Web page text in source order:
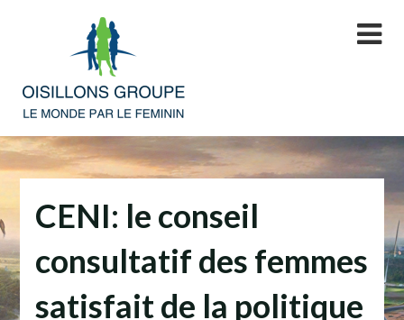
CENI: le conseil
consultatif des femmes
satisfait de la politique